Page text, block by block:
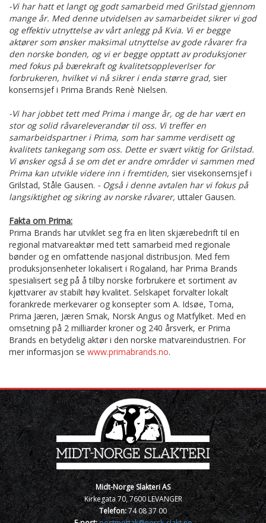
-Vi har hatt et langt og godt samarbeid med Grilstad gjennom
mange år. Med denne utvidelsen av samarbeidet sikrer vi god
og effektiv utnyttelse av vårt anlegg på Kvia. Vi er begge
aktører som ønsker maksimal utnyttelse av gode råvarer fra
den norske bonden, og vi er begge opptatt av produksjoner
med fokus på bærekraft og kvalitetsoppleverlser for
forbrukeren, hvilket vi nå sikrer i enda større grad, sier
konsernsjef i Prima Brands Renè Nielsen.
-Vi har jobbet tett med Prima i mange år, og de har vært en
stor og solid råvareleverandør til oss. Vi treffer en
samarbeidspartner i Prima, som har samme verdisett og
kvalitets tankegang som oss. Dette er svært viktig for Grilstad.
Vi ønsker også å se om det er andre områder vi sammen med
Prima kan utvikle videre inn i fremtiden, sier visekonsernsjef i
Grilstad, Ståle Gausen. - Også i denne avtalen har vi fokus på
langsiktighet og sikring av norske råvarer, uttaler Gausen.
Fakta om Prima:
Prima Brands har utviklet seg fra en liten skjærebedrift til en
regional matvareaktør med tett samarbeid med regionale
bønder og en omfattende nasjonal distribusjon. Med fem
produksjonsenheter lokalisert i Rogaland, har Prima Brands
spesialisert seg på å tilby norske forbrukere et sortiment av
kjøttvarer av stabilt høy kvalitet. Selskapet forvalter lokalt
forankrede merkevarer og konsepter som A. Idsøe, Toma,
Prima Jæren, Jæren Smak, Norsk Angus og Matfylket. Med en
omsetning på 2 milliarder kroner og 240 årsverk, er Prima
Brands en betydelig aktør i den norske matvareindustrien. For
mer informasjon se www.primabrands.no.
Midt-Norge Slakteri AS
Kirkegata 70, 7600 LEVANGER
Telefon:74 08 37 00